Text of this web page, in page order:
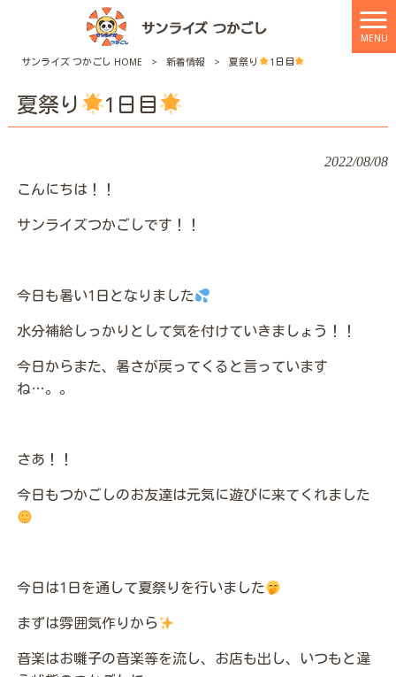
MENU
サンライズ つかごし HOME > 新着情報 > 夏祭り 1日目
夏祭り 1日目
2022/08/08
こんにちは！！
サンライズつかごしです！！
今日も暑い1日となりました
水分補給しっかりとして気を付けていきましょう！！
今日からまた、暑さが戻ってくると言っています
ね…。。
さあ！！
今日もつかごしのお友達は元気に遊びに来てくれました
今日は1日を通して夏祭りを行いました
まずは雰囲気作りから
音楽はお囃子の音楽等を流し、お店も出し、いつもと違